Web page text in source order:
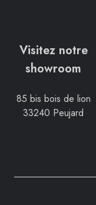
Visitez notre
showroom
85 bis bois de lion
33240 Peujard